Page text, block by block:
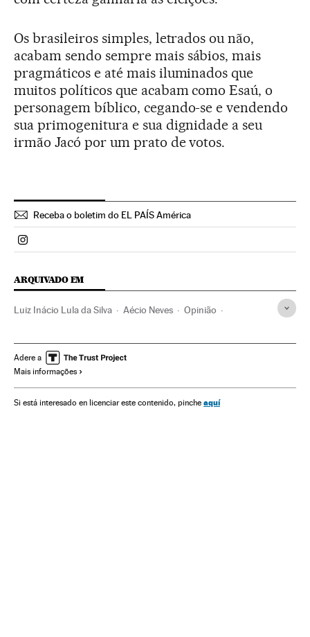
Os brasileiros simples, letrados ou não,
acabam sendo sempre mais sábios, mais
pragmáticos e até mais iluminados que
muitos políticos que acabam como Esaú, o
personagem bíblico, cegando-se e vendendo
sua primogenitura e sua dignidade a seu
irmão Jacó por um prato de votos.
Receba o boletim do EL PAÍS América
Politica El País Brasil en Instagram
ARQUIVADO EM
Luiz Inácio Lula da Silva Aécio Neves Opinião
Eleições presidenciais Segunda Guerra Mundial
História contemporânea
Conflitos História Eleições 2014
Adere a
Mais informações
Si está interesado en licenciar este contenido, pinche aquí